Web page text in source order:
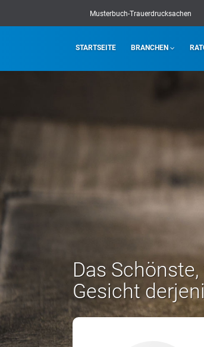
Musterbuch-Trauerdrucksachen
STARTSEITE BRANCHEN
Das
Gesicht